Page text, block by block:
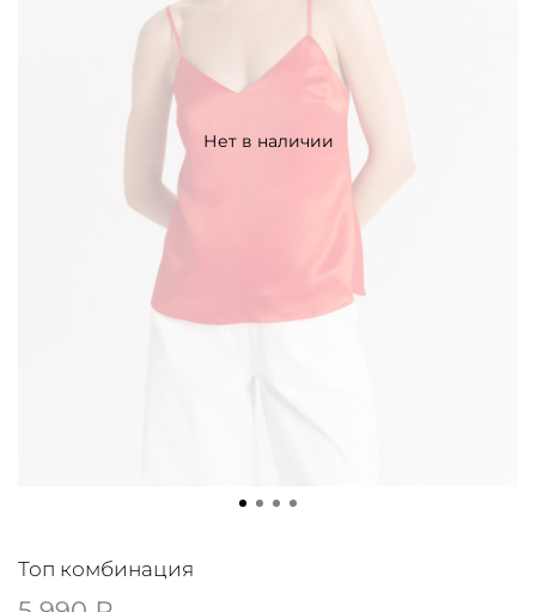
Нет в наличии
Топ комбинация